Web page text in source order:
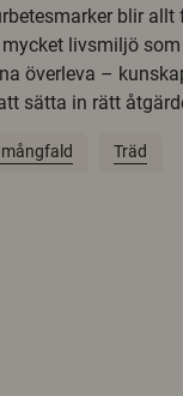
blir allt
livsmiljö
överleva –
sätta in rätt
Träd